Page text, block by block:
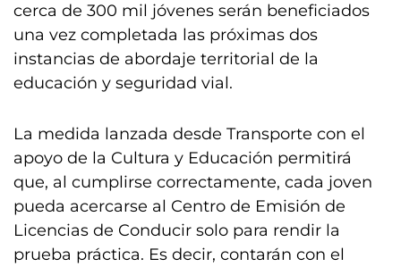
cerca de 300 mil jóvenes serán beneficiados
una vez completada las próximas dos
instancias de abordaje territorial de la
educación y seguridad vial.
La medida lanzada desde Transporte con el
apoyo de la Cultura y Educación permitirá
que, al cumplirse correctamente, cada joven
pueda acercarse al Centro de Emisión de
Licencias de Conducir solo para rendir la
prueba práctica. Es decir, contarán con el